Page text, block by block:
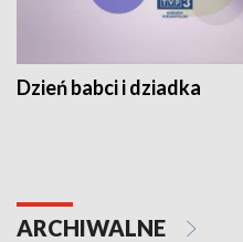
Dzień babci i dziadka
ARCHIWALNE